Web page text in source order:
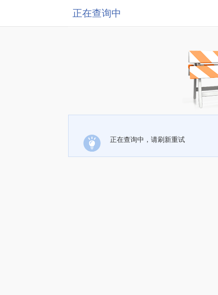
正在查询中
正在查询中，请刷新重试